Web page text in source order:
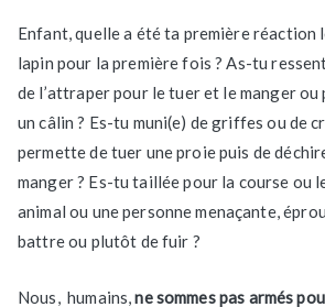
Enfant, quelle a été ta première réaction
lapin pour la première fois ? As-tu
de l’attraper pour le tuer et le manger
un câlin ? Es-tu muni(e) de griffes ou de
permette de tuer une proie puis de
manger ? Es-tu taillée pour la course ou
animal ou une personne menaçante,
battre ou plutôt de fuir ?
Nous, humains,ne sommes pas armés